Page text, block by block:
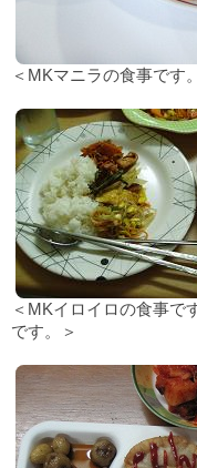
＜MKマニラの食事です
＜MKイロイロの食事で
です。＞